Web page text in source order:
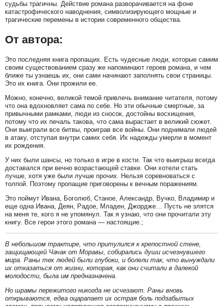
судьбы трагичны. Действие романа разворачивается на фоне
катастрофического наводнения, символизирующего мощные и
трагические перемены в истории современного общества.
От автора:
Это последняя книга пропащих. Есть чудесные люди, которые самим
своим существованием сразу же напоминают героев романа, и чем
ближе ты узнаешь их, они сами начинают заполнять свои страницы.
Это их книга. Они прожили ее.
Можно, конечно, великой темой привлечь внимание читателя, потому
что она вдохновляет сама по себе. Но эти обычные смертные, за
привычными рамками, люди из сносок, достойны восхищения,
потому что их печаль такова, что сама вырастает в великий сюжет.
Они выиграли все битвы, проиграв все войны. Они поднимали людей
в атаку, отступая внутри самих себя. Их надежды умерли в момент
их рождения.
У них были шансы, но только в игре в кости. Так что выигрыш всегда
доставался при вечно возрастающей ставке. Они хотели стать
лучше, хотя уже были лучше прочих. Нельзя соревноваться с
толпой. Поэтому пропащие приговорены к вечным поражениям.
Это поймут Ивана, Боголюб, Станое, Александр, Вучко, Владимир и
еще одна Ивана, Деян, Радое, Младен, Джордже… Пусть не злятся
на меня те, кого я не упомянул. Так я узнаю, что они прочитали эту
книгу. Все герои этого романа — настоящие.;
В небольшом трактире, что притулился к крепостной стене,
защищающей Чачак от Моравы, собирались души исчезнувшего
мира. Раны тех людей были глубоки, и болели так, что вынуждали
их отказаться от жизни, которая, как они считали в далекой
молодости, была им предназначена.
Но шрамы пережитого никогда не исчезают. Раны вновь
открываются, едва оцарапает их острая боль подзабытых